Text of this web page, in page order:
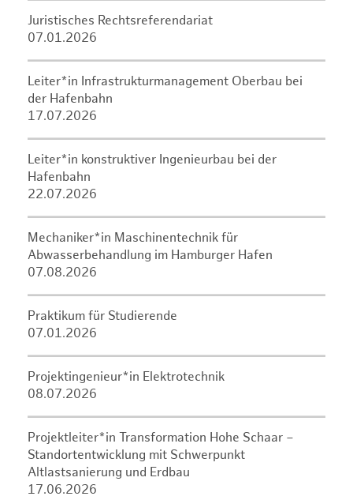
Juristisches Rechtsreferendariat
07.01.2026
Leiter*in Infrastrukturmanagement Oberbau bei
der Hafenbahn
17.07.2026
Leiter*in konstruktiver Ingenieurbau bei der
Hafenbahn
22.07.2026
Mechaniker*in Maschinentechnik für
Abwasserbehandlung im Hamburger Hafen
07.08.2026
Praktikum für Studierende
07.01.2026
Projektingenieur*in Elektrotechnik
08.07.2026
Projektleiter*in Transformation Hohe Schaar –
Standortentwicklung mit Schwerpunkt
Altlastsanierung und Erdbau
17.06.2026